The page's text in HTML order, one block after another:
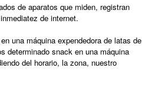
de aparatos que miden, registran
de internet.
una máquina expendedora de latas de
determinado snack en una máquina
del horario, la zona, nuestro